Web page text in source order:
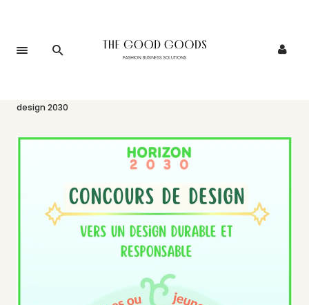
design 2030